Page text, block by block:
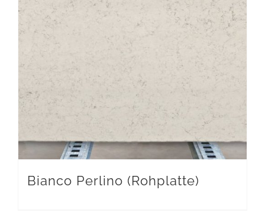
Bianco Perlino (Rohplatte)